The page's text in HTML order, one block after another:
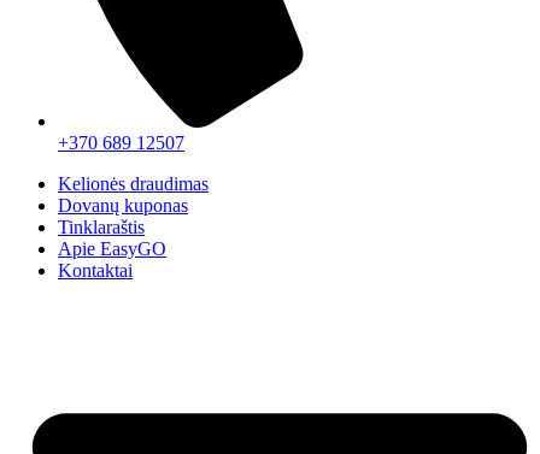
+370 689 12507
Kelionės draudimas
Dovanų kuponas
Tinklaraštis
Apie EasyGO
Kontaktai